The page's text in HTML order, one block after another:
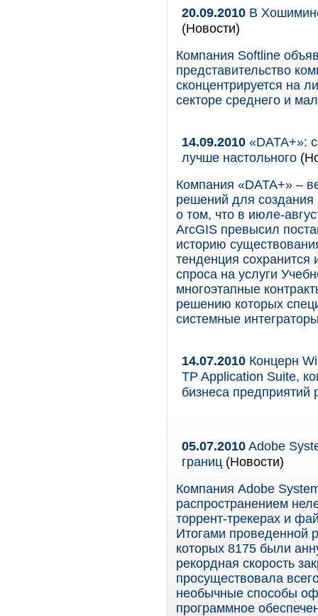
20.09.2010 В
(Новости)
Компания Softline
представительство
сконцентрируется на
секторе среднего и
14.09.2010 «DATA+»:
лучше настольного
Компания «DATA+» –
решений для
о том, что в июле-
ArcGIS превысил
историю
тенденция сохранится
спроса на услуги
многоэтапные
решению которых
системные
14.07.2010 Концерн
TP Application Suite,
бизнеса предприятий
05.07.2010Adobe
границ (Новости)
Компания Adobe
распространением
торрент-трекерах и
Итогами проведенной
которых 8175 были
рекордная скорость
просуществовала
необычные способы
программное